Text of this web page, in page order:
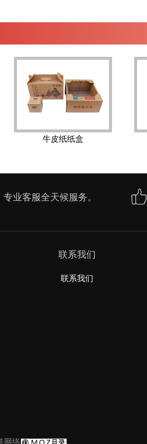
牛皮纸纸盒
专业客服全天候服务。
联系我们
联系我们
网络